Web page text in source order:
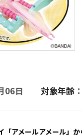
06日 対象年齢
アメールアメール」